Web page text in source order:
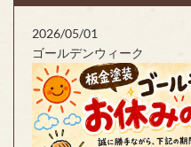
2026/05/01
ゴールデンウィーク